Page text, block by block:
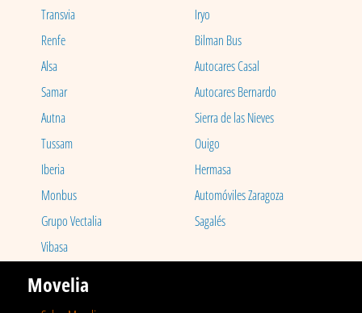
Transvia
Iryo
Renfe
Bilman Bus
Alsa
Autocares Casal
Samar
Autocares Bernardo
Autna
Sierra de las Nieves
Tussam
Ouigo
Iberia
Hermasa
Monbus
Automóviles Zaragoza
Grupo Vectalia
Sagalés
Vibasa
Movelia